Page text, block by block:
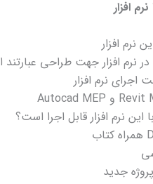
افزار
نرم افزار
در نرم افزار جهت طراحی عبارتند
اجرای نرم افزار
این نرم افزار قابل اجرا است؟
جدید